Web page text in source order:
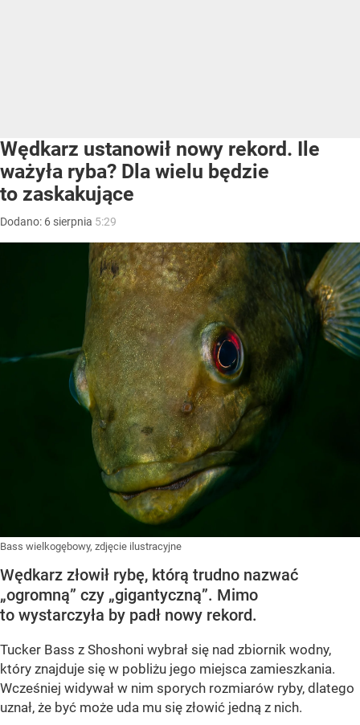
Wędkarz ustanowił nowy rekord. Ile
ważyła ryba? Dla wielu będzie
to zaskakujące
Dodano: 6 sierpnia 5:29
Bass wielkogębowy, zdjęcie ilustracyjne
Wędkarz złowił rybę, którą trudno nazwać
„ogromną” czy „gigantyczną”. Mimo
to wystarczyła by padł nowy rekord.
Tucker Bass z Shoshoni wybrał się nad zbiornik wodny,
który znajduje się w pobliżu jego miejsca zamieszkania.
Wcześniej widywał w nim sporych rozmiarów ryby, dlatego
uznał, że być może uda mu się złowić jedną z nich.